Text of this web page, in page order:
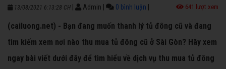
13/08/2021 6:13:28 CH Admin 0 bình luận 641 lượt xem
(cailuong.net) - Bạn đang muốn thanh lý tủ đông cũ và đang
tìm kiếm xem nơi nào thu mua tủ đông cũ ở Sài Gòn? Hãy xem
ngay bài viết dưới đây để tìm hiểu về dịch vụ thu mua tủ đông